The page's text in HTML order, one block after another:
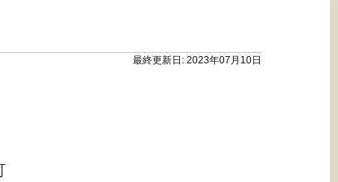
最終更新日: 2023年07月10日